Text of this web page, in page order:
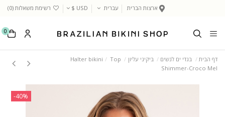
ארצות הברית עברית USD $ רשימת משאלות (0
)
0
דף הבית בגדי ים לנשים ביקיני עליון Halter bikini
Top
Shimmer-Croco Mel
‎-40%